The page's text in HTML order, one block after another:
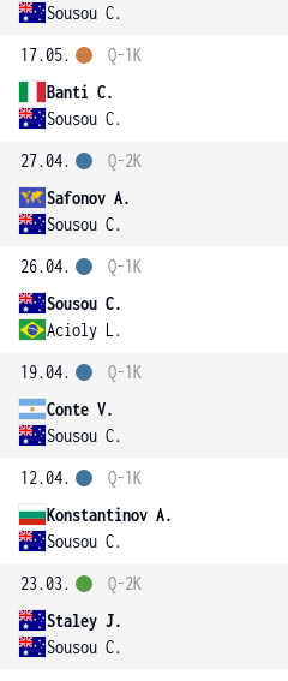
Sousou C.
17.05.
Banti C.
Sousou C.
Q-1K
27.04.
Safonov A.
Sousou C.
Q-2K
26.04.
Sousou C.
Acioly L.
Q-1K
19.04.
Conte V.
Sousou C.
Q-1K
12.04.
Konstantinov A.
Sousou C.
Q-1K
23.03.
Staley J.
Sousou C.
Q-2K